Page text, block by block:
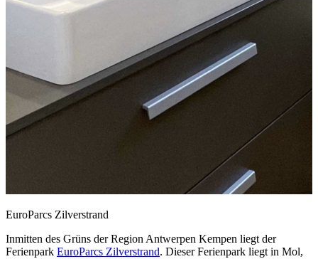
EuroParcs Zilverstrand
Inmitten des Grüns der Region Antwerpen Kempen liegt der
Ferienpark EuroParcs Zilverstrand. Dieser Ferienpark liegt in Mol,